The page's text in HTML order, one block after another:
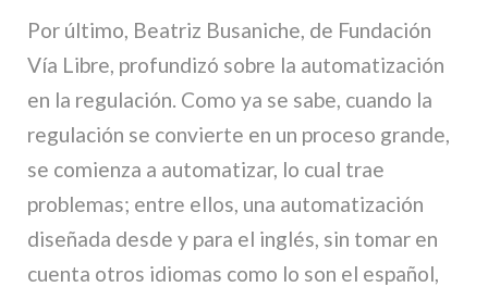
Por último, Beatriz Busaniche, de Fundación
Vía Libre, profundizó sobre la automatización
en la regulación. Como ya se sabe, cuando la
regulación se convierte en un proceso grande,
se comienza a automatizar, lo cual trae
problemas; entre ellos, una automatización
diseñada desde y para el inglés, sin tomar en
cuenta otros idiomas como lo son el español,